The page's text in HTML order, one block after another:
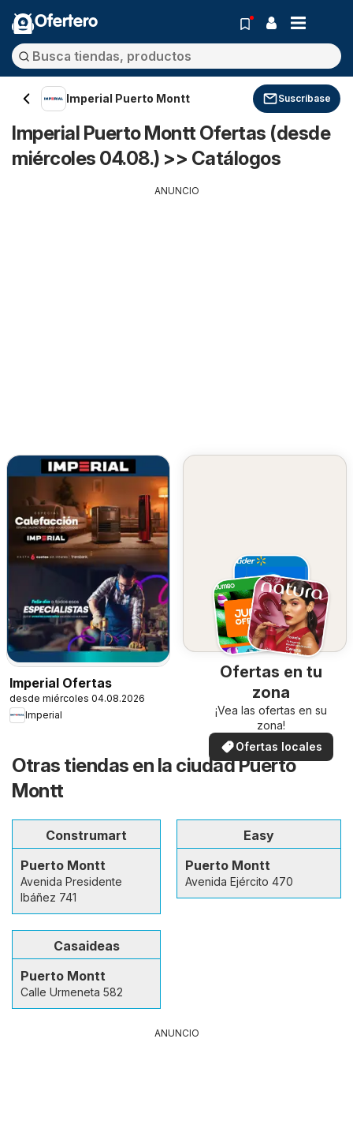
Ofertero
Imperial Puerto Montt Suscríbase
Imperial Puerto Montt Ofertas (desde
miércoles 04.08.) >> Catálogos
ANUNCIO
Imperial Ofertas
desde miércoles 04.08.2026
Imperial
Ofertas en tu
zona
¡Vea las ofertas en su
zona!
Ofertas locales
Otras tiendas en la ciudad Puerto
Montt
Construmart
Puerto Montt
Avenida Presidente
Ibáñez 741
Easy
Puerto Montt
Avenida Ejército 470
Casaideas
Puerto Montt
Calle Urmeneta 582
ANUNCIO